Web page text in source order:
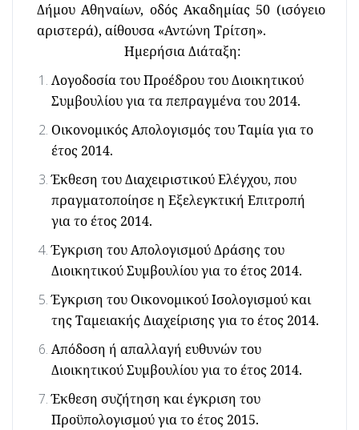
Δήμου Αθηναίων, οδός Ακαδημίας 50 (ισόγειο
αριστερά), αίθουσα «Αντώνη Τρίτση».
Ημερήσια Διάταξη:
Λογοδοσία του Προέδρου του Διοικητικού
Συμβουλίου για τα πεπραγμένα του 2014.
Οικονομικός Απολογισμός του Ταμία για το
έτος 2014.
Έκθεση του Διαχειριστικού Ελέγχου, που
πραγματοποίησε η Εξελεγκτική Επιτροπή
για το έτος 2014.
Έγκριση του Απολογισμού Δράσης του
Διοικητικού Συμβουλίου για το έτος 2014.
Έγκριση του Οικονομικού Ισολογισμού και
της Ταμειακής Διαχείρισης για το έτος 2014.
Απόδοση ή απαλλαγή ευθυνών του
Διοικητικού Συμβουλίου για το έτος 2014.
Έκθεση συζήτηση και έγκριση του
Προϋπολογισμού για το έτος 2015.